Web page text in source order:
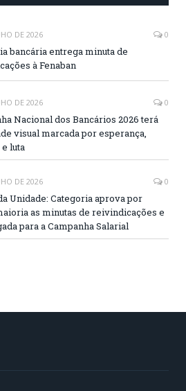
DE 2026 0
bancária entrega minuta de
à Fenaban
DE 2026 0
Nacional dos Bancários 2026 terá
visual marcada por esperança,
luta
DE 2026 0
Unidade: Categoria aprova por
as minutas de reivindicações e
para a Campanha Salarial